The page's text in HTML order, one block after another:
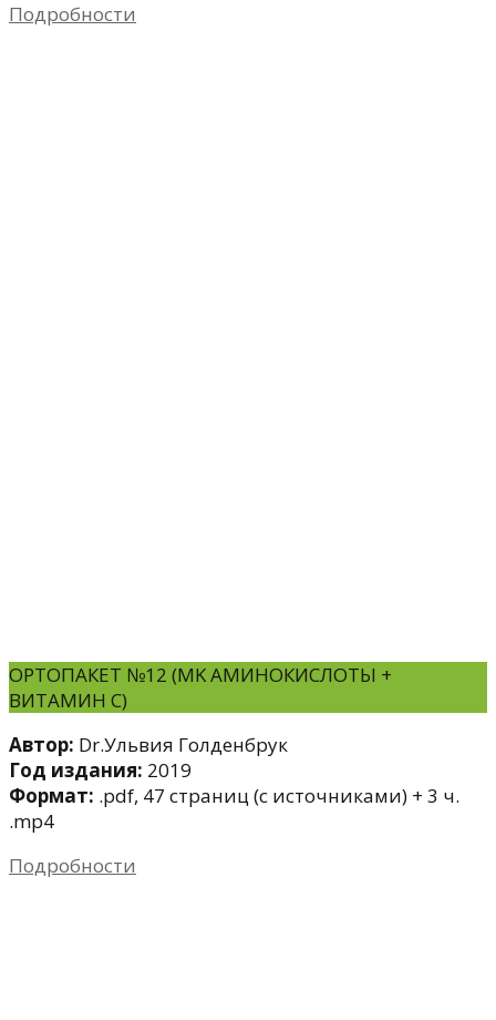
Подробности
ОРТОПАКЕТ №12 (МK АМИНОКИСЛОТЫ +
ВИТАМИН С)
Автор: Dr.Ульвия Голденбрук
Год издания: 2019
Формат: .pdf, 47 страниц (с источниками) + 3 ч.
.mp4
Подробности